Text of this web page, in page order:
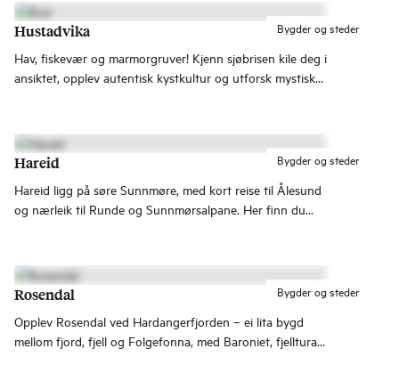
Bygder og steder
Hustadvika
Hav, fiskevær og marmorgruver! Kjenn sjøbrisen kile deg i
ansiktet, opplev autentisk kystkultur og utforsk mystiske
Bygder og steder
Hareid
Hareid ligg på søre Sunnmøre, med kort reise til Ålesund
og nærleik til Runde og Sunnmørsalpane. Her finn du
Bygder og steder
Rosendal
Opplev Rosendal ved Hardangerfjorden – ei lita bygd
mellom fjord, fjell og Folgefonna, med Baroniet, fjellturar